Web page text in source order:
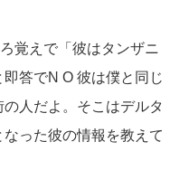
覚えで「彼はタンザニ
答でN O 彼は僕と同じ
人だよ。そこはデルタ
った彼の情報を教えて